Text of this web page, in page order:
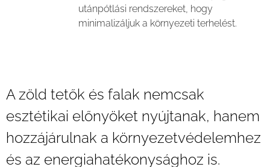
utánpótlási rendszereket, hogy
minimalizáljuk a környezeti terhelést.
A zöld tetők és falak nemcsak
esztétikai előnyöket nyújtanak, hanem
hozzájárulnak a környezetvédelemhez
és az energiahatékonysághoz is.